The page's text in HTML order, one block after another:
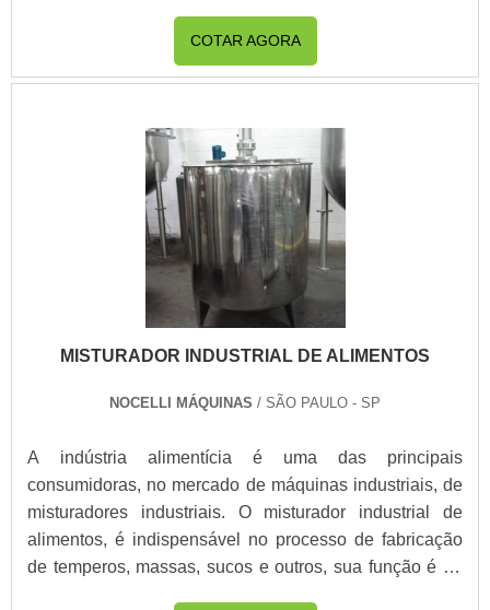
pela seriedade e qualidade que comprova sua essência
de trazer o melhor aos clientes no mercado....
COTAR AGORA
MISTURADOR INDUSTRIAL DE ALIMENTOS
NOCELLI MÁQUINAS / SÃO PAULO - SP
A indústria alimentícia é uma das principais
consumidoras, no mercado de máquinas industriais, de
misturadores industriais. O misturador industrial de
alimentos, é indispensável no processo de fabricação
de temperos, massas, sucos e outros, sua função é de